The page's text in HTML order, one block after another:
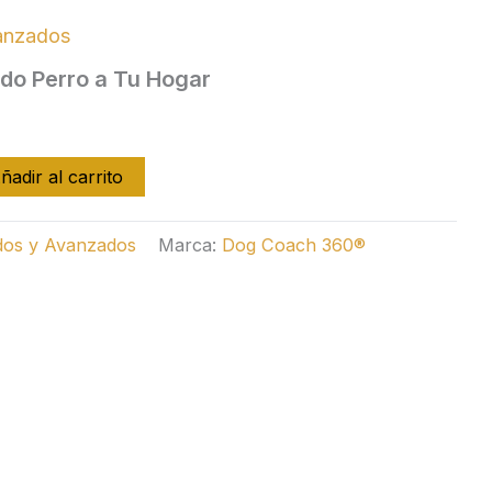
Perro a Tu Hogar
al carrito
y Avanzados Marca: Dog Coach 360®